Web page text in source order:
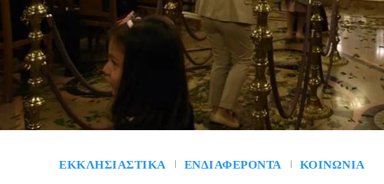
ΕΚΚΛΗΣΙΑΣΤΙΚΆ ΕΝΔΙΑΦΈΡΟΝΤΑ ΚΟΙΝΩΝΊΑ